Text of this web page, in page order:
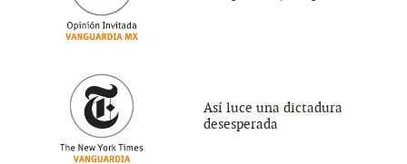
Así luce una dictadura
desesperada